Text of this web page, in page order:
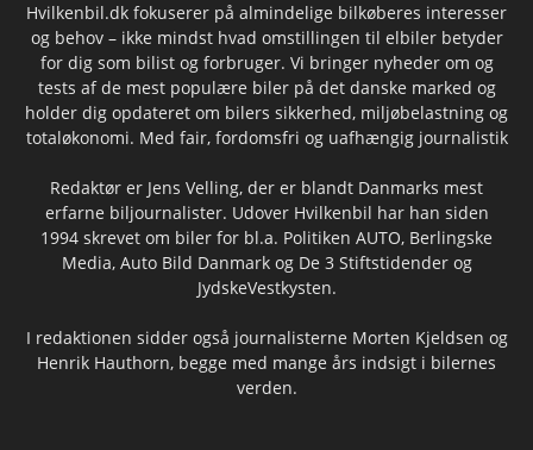
Hvilkenbil.dk fokuserer på almindelige bilkøberes interesser
og behov – ikke mindst hvad omstillingen til elbiler betyder
for dig som bilist og forbruger. Vi bringer nyheder om og
tests af de mest populære biler på det danske marked og
holder dig opdateret om bilers sikkerhed, miljøbelastning og
totaløkonomi. Med fair, fordomsfri og uafhængig journalistik
Redaktør er Jens Velling, der er blandt Danmarks mest
erfarne biljournalister. Udover Hvilkenbil har han siden
1994 skrevet om biler for bl.a. Politiken AUTO, Berlingske
Media, Auto Bild Danmark og De 3 Stiftstidender og
JydskeVestkysten.
I redaktionen sidder også journalisterne Morten Kjeldsen og
Henrik Hauthorn, begge med mange års indsigt i bilernes
verden.